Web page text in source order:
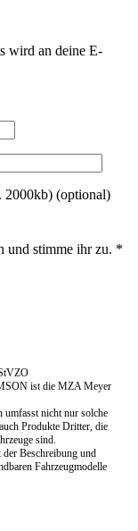
wird an deine E-
2000kb) (optional)
und stimme ihr zu. *
ist die MZA Meyer
umfasst nicht nur solche
Produkte Dritter, die
sind.
Beschreibung und
Fahrzeugmodelle